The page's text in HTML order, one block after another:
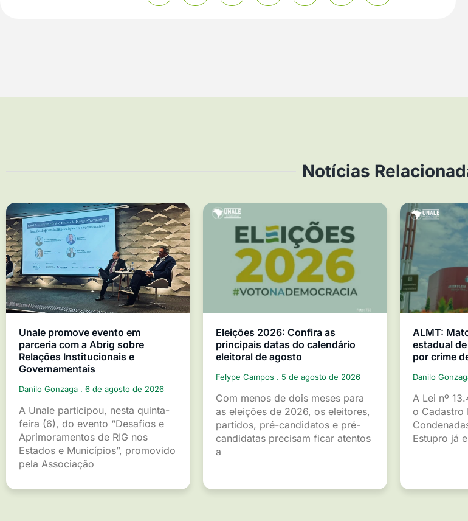
Notícias
Unale promove evento em
parceria com a Abrig sobre
Relações Institucionais e
Governamentais
Danilo Gonzaga 6 de agosto de 2026
A Unale participou, nesta quinta-
feira (6), do evento “Desafios e
Aprimoramentos de RIG nos
Estados e Municípios”, promovido
pela Associação
Eleições 2026: Confira as
principais datas do calendário
eleitoral de agosto
Felype Campos 5 de agosto de 2026
Com menos de dois meses para
as eleições de 2026, os eleitores,
partidos, pré-candidatos e pré-
candidatas precisam ficar atentos
a
ALMT:
estadual
por crime
Danilo
A Lei nº
o Cadastro
Estupro já